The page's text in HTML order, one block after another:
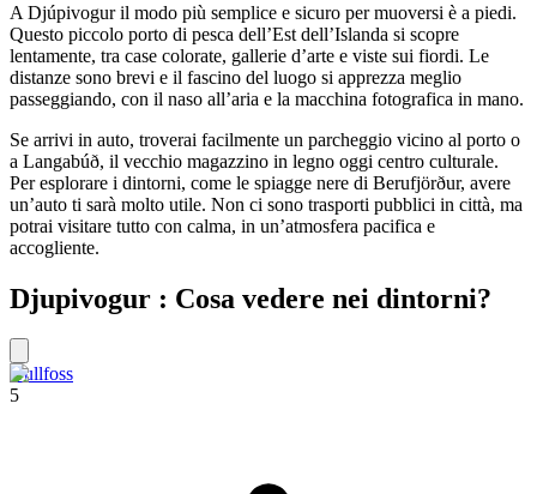
A Djúpivogur il modo più semplice e sicuro per muoversi è a piedi.
Questo piccolo porto di pesca dell’Est dell’Islanda si scopre
lentamente, tra case colorate, gallerie d’arte e viste sui fiordi. Le
distanze sono brevi e il fascino del luogo si apprezza meglio
passeggiando, con il naso all’aria e la macchina fotografica in mano.
Se arrivi in auto, troverai facilmente un parcheggio vicino al porto o
a Langabúð, il vecchio magazzino in legno oggi centro culturale.
Per esplorare i dintorni, come le spiagge nere di Berufjörður, avere
un’auto ti sarà molto utile. Non ci sono trasporti pubblici in città, ma
potrai visitare tutto con calma, in un’atmosfera pacifica e
accogliente.
Djupivogur : Cosa vedere nei dintorni?
Gullfoss
5